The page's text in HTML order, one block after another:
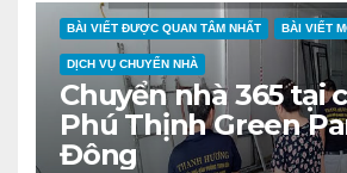
BÀI VIẾT ĐƯỢC QUAN TÂM NHẤT BÀI VIẾT
DỊCH VỤ CHUYỂN NHÀ
Chuyển nhà 365 tại
Phú Thịnh Green
Đông